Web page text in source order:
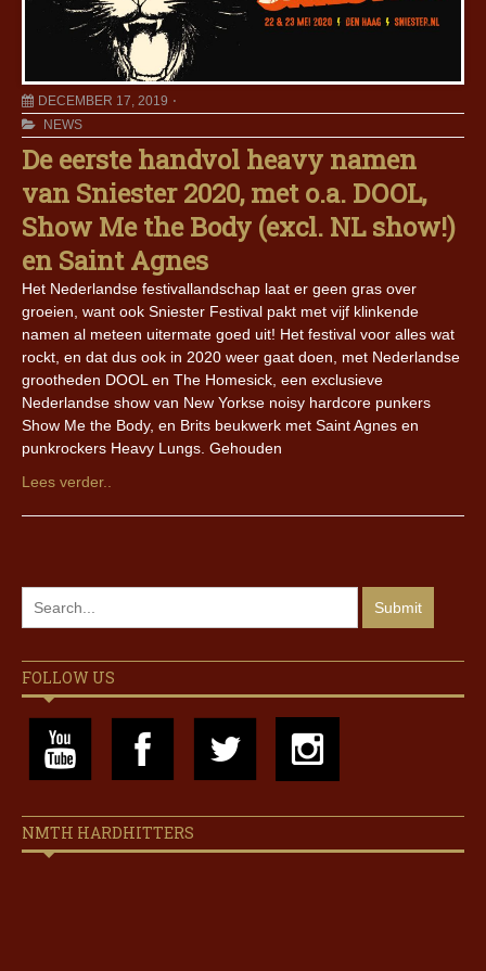
DECEMBER 17, 2019
NEWS
De eerste handvol heavy namen
van Sniester 2020, met o.a. DOOL,
Show Me the Body (excl. NL show!)
en Saint Agnes
Het Nederlandse festivallandschap laat er geen gras over
groeien, want ook Sniester Festival pakt met vijf klinkende
namen al meteen uitermate goed uit! Het festival voor alles wat
rockt, en dat dus ook in 2020 weer gaat doen, met Nederlandse
grootheden DOOL en The Homesick, een exclusieve
Nederlandse show van New Yorkse noisy hardcore punkers
Show Me the Body, en Brits beukwerk met Saint Agnes en
punkrockers Heavy Lungs. Gehouden
Lees verder..
FOLLOW US
NMTH HARDHITTERS